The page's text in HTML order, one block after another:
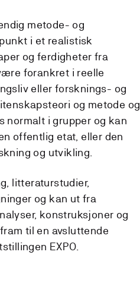
metode- og
i et realistisk
og ferdigheter fra
forankret i reelle
eller forsknings- og
og metode og
normalt i grupper og kan
offentlig etat, eller den
og utvikling.
litteraturstudier,
og kan ut fra
konstruksjoner og
til en avsluttende
EXPO.